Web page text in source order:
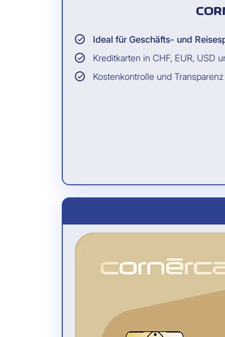
Ideal für Geschäfts- und
Kreditkarten in CHF, EUR, USD
Kostenkontrolle und Transparenz